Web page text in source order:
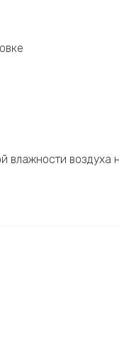
влажности воздуха